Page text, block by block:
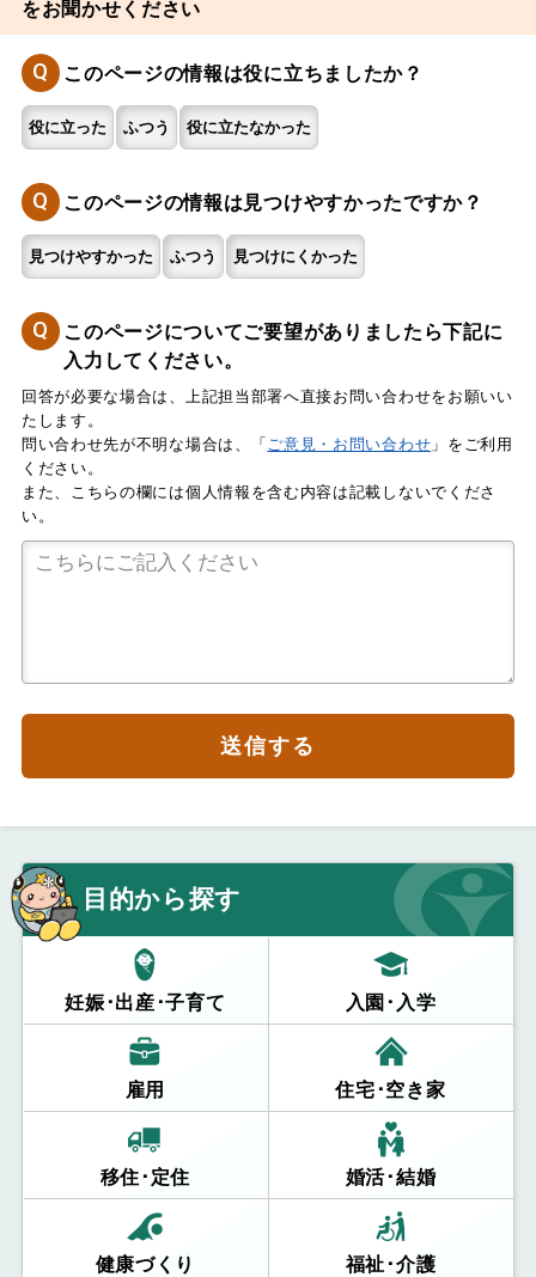
をお聞かせください
Q このページの情報は役に立ちましたか？
役に立った ふつう 役に立たなかった
Q このページの情報は見つけやすかったですか？
見つけやすかった ふつう 見つけにくかった
Q
このページについてご要望がありましたら下記に
入力してください。
回答が必要な場合は、上記担当部署へ直接お問い合わせをお願いい
たします。
問い合わせ先が不明な場合は、「 ご意見・お問い合わせ 」をご利用
ください。
また、こちらの欄には個人情報を含む内容は記載しないでくださ
い。
送信する
目的から探す
妊娠･出産･子育て 入園･入学
雇用 住宅･空き家
移住･定住 婚活･結婚
健康づくり 福祉･介護